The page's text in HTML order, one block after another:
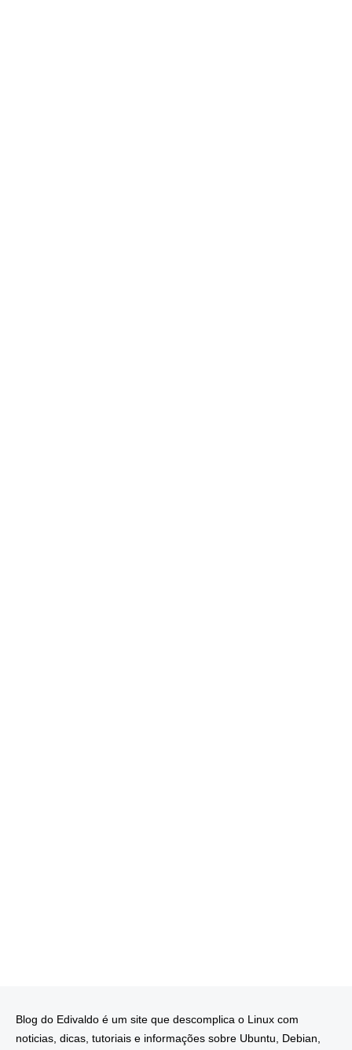
Blog do Edivaldo é um site que descomplica o Linux com
noticias, dicas, tutoriais e informações sobre Ubuntu, Debian,